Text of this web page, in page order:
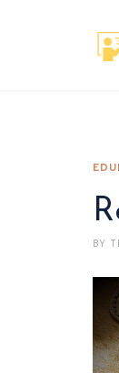
BY